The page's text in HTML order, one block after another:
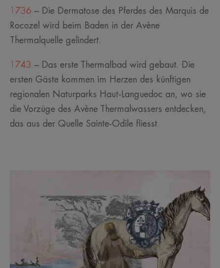
1736 – Die Dermatose des Pferdes des Marquis de
Rocozel wird beim Baden in der Avène
Thermalquelle gelindert.
1743 – Das erste Thermalbad wird gebaut. Die
ersten Gäste kommen im Herzen des künftigen
regionalen Naturparks Haut-Languedoc an, wo sie
die Vorzüge des Avène Thermalwassers entdecken,
das aus der Quelle Sainte-Odile fliesst.